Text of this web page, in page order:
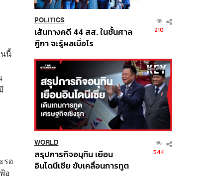
นนี้
รอ
อ
POLITICS
เส้นทางคดี 44 สส. ในชั้นศาล
ฎีกา จะรู้ผลเมื่อไร
210
WORLD
สรุปภารกิจอนุทิน เยือน
อินโดนีเซีย ขับเคลื่อนการทูต
544